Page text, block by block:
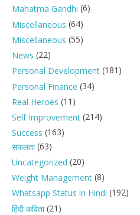
Mahatma Gandhi (6)
Miscellaneous (64)
Miscellaneous (55)
News (22)
Personal Development (181)
Personal Finance (34)
Real Heroes (11)
Self Improvement (214)
Success (163)
सफलता(63)
Uncategorized (20)
Weight Management (8)
Whatsapp Status in Hindi (192)
हिंदी कविता(21)